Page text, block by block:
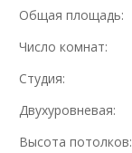
Общая площадь:
Число комнат:
Студия:
Двухуровневая:
Высота потолков: